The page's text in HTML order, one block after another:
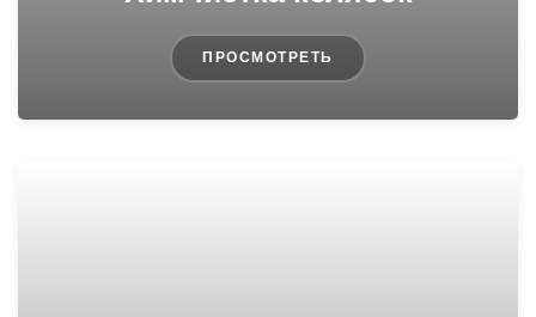
ПРОСМОТРЕТЬ